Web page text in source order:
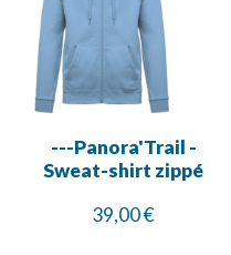
---Panora'Trail -
Sweat-shirt zippé
39,00 €